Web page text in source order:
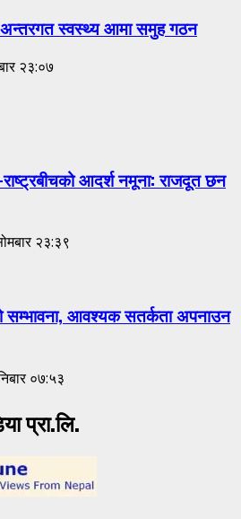
अन्तरगत स्वस्थ्य आमा समुह गठन
२३:०७
आदर्श नमूना: राजदूत छन
२३:३९
सम्भावना, आवश्यक सतर्कता अपनाउन
०७:५३
प्रा.लि.